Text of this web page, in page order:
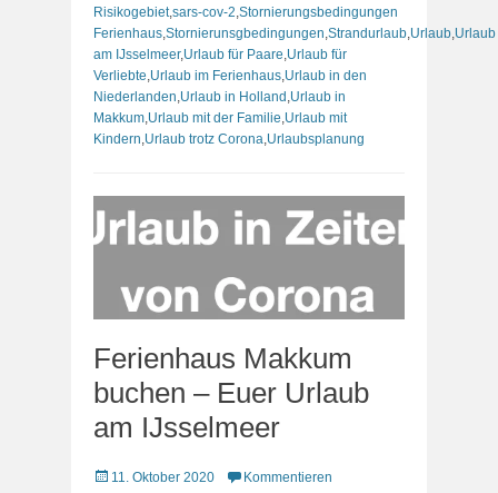
Risikogebiet,sars-cov-2,Stornierungsbedingungen
Ferienhaus,Stornierunsgbedingungen,Strandurlaub,Urlaub,Urlaub
am IJsselmeer,Urlaub für Paare,Urlaub für
Verliebte,Urlaub im Ferienhaus,Urlaub in den
Niederlanden,Urlaub in Holland ,Urlaub in
Makkum,Urlaub mit der Familie,Urlaub mit
Kindern,Urlaub trotz Corona,Urlaubsplanung
Ferienhaus Makkum
buchen – Euer Urlaub
am IJsselmeer
Veröffentlicht
11. Oktober 2020 Kommentieren